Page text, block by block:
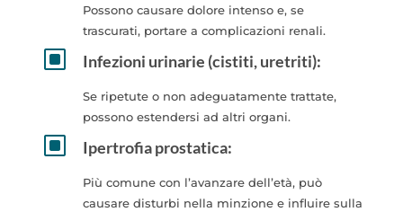
Possono causare dolore intenso e, se
trascurati, portare a complicazioni renali.
W Infezioni urinarie (cistiti, uretriti):
Se ripetute o non adeguatamente trattate,
possono estendersi ad altri organi.
W Ipertrofia prostatica:
Più comune con l’avanzare dell’età, può
causare disturbi nella minzione e influire sulla